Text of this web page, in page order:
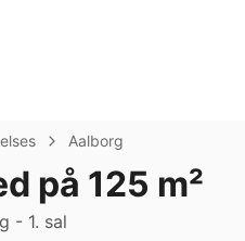
Aalborg
på 125 m²
- 1. sal